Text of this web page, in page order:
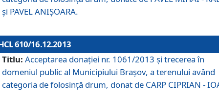
şi PAVEL ANIŞOARA.
610/16.12.2013
Titlu: Acceptarea donaţiei nr. 1061/2013 şi trecerea în
domeniul public al Municipiului Braşov, a terenului având
categoria de folosinţă drum, donat de CARP CIPRIAN -